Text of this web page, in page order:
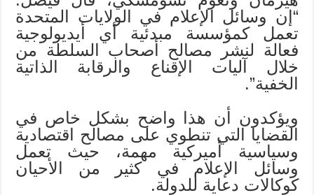
“إن وسائل الإعلام في الولايات المتحدة
تعمل كمؤسسة مبدئية أي أيديولوجية
فعالة لنشر مصالح أصحاب السلطة من
خلال آليات الإقناع والرقابة الذاتية
الخفية”.
ويؤكدون أن هذا واضح بشكل خاص في
القضايا التي تنطوي على مصالح اقتصادية
وسياسية أميركية مهمة، حيث تعمل
وسائل الإعلام في كثير من الأحيان
كوكالات دعاية للدولة.